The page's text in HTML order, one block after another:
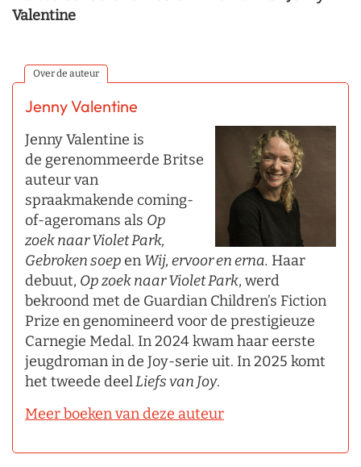
Valentine
Over de auteur
Jenny Valentine
Jenny Valentine is
de gerenommeerde Britse
auteur van
spraakmakende coming-
of-ageromans als Op
zoeknaar Violet Park,
Gebrokensoepen Wij, ervoor en erna. Haar
debuut, Op zoek naar Violet Park, werd
bekroond met de Guardian Children’s Fiction
Prize en genomineerd voor de prestigieuze
Carnegie Medal. In 2024 kwam haar eerste
jeugdroman in de Joy-serie uit. In 2025 komt
het tweede deelLiefs van Joy.
Meer boeken van deze auteur